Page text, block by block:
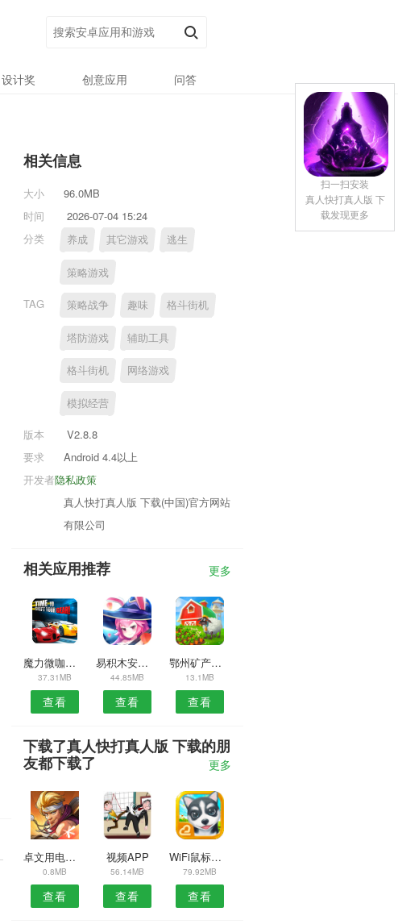
设计奖 创意应用 问答
相关信息
大小
96.0MB
时间
2026-07-04 15:24
分类
养成 其它游戏 逃生
策略游戏
TAG 策略战争 趣味 格斗街机
塔防游戏 辅助工具
格斗街机 网络游戏
模拟经营
版本
V2.8.8
要求
Android 4.4以上
隐私政策
开发者
真人快打真人版 下载(中国)官方网站
有限公司
相关应用推荐 更多
魔力微咖秀安卓版
37.31MB
查看
易积木安卓版
44.85MB
查看
鄂州矿产品APP
13.1MB
查看
下载了真人快打真人版 下载的朋
友都下载了
更多
卓文用电安卓版
0.8MB
查看
­视频APP
56.14MB
查看
WiFi鼠标预约安卓版
79.92MB
查看
扫一扫安装
真人快打真人版 下
载发现更多